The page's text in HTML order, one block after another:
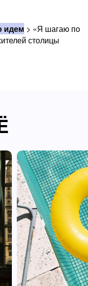
идем > «Я шагаю по
столицы